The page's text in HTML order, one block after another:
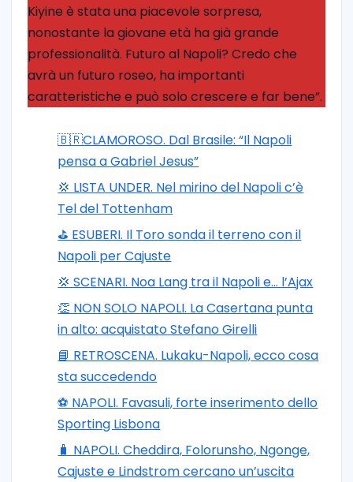
Kiyine è stata una piacevole sorpresa,
nonostante la giovane età ha già grande
professionalità. Futuro al Napoli? Credo che
avrà un futuro roseo, ha importanti
caratteristiche e può solo crescere e far bene”.
🇧🇷CLAMOROSO. Dal Brasile: “Il Napoli
pensa a Gabriel Jesus”
💢 LISTA UNDER. Nel mirino del Napoli c’è
Tel del Tottenham
⛳ ESUBERI. Il Toro sonda il terreno con il
Napoli per Cajuste
💢 SCENARI. Noa Lang tra il Napoli e… l’Ajax
👏 NON SOLO NAPOLI. La Casertana punta
in alto: acquistato Stefano Girelli
📘 RETROSCENA. Lukaku-Napoli, ecco cosa
sta succedendo
⚽️ NAPOLI. Favasuli, forte inserimento dello
Sporting Lisbona
🧳 NAPOLI. Cheddira, Folorunsho, Ngonge,
Cajuste e Lindstrom cercano un’uscita